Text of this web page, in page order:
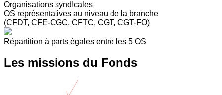
Organisations syndIcales
OS représentatives au niveau de la branche
(CFDT, CFE-CGC, CFTC, CGT, CGT-FO)
Répartition à parts égales entre les 5 OS
Les missions du Fonds